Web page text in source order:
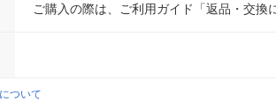
ご購入の際は、ご利用ガイド「返品・交換
ついて